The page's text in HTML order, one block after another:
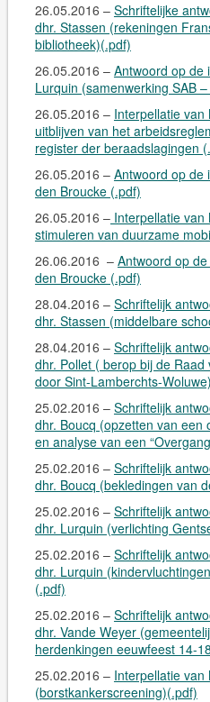
26.05.2016 – Schriftelijke
dhr. Stassen (rekeningen
bibliotheek)(.pdf)
26.05.2016 – Antwoord op de
Lurquin (samenwerking SAB
26.05.2016 – Interpellatie van
uitblijven van het
register der beraadslagingen
26.05.2016 – Antwoord op de
den Broucke (.pdf)
26.05.2016 –Interpellatie van
stimuleren van duurzame
26.06.2016 – Antwoord op
den Broucke (.pdf)
28.04.2016 – Schriftelijk
dhr. Stassen (middelbare
28.04.2016 – Schriftelijk
dhr. Pollet ( berop bij de
door Sint-Lamberchts-
25.02.2016 – Schriftelijk
dhr. Boucq (opzetten van een
en analyse van een
25.02.2016 – Schriftelijk
dhr. Boucq (bekledingen van
25.02.2016 – Schriftelijk
dhr. Lurquin (verlichting
25.02.2016 – Schriftelijk
dhr. Lurquin
(.pdf)
25.02.2016 – Schriftelijk
dhr. Vande Weyer
herdenkingen eeuwfeest 14-
25.02.2016 – Interpellatie van
(borstkankerscreening)(.pdf)